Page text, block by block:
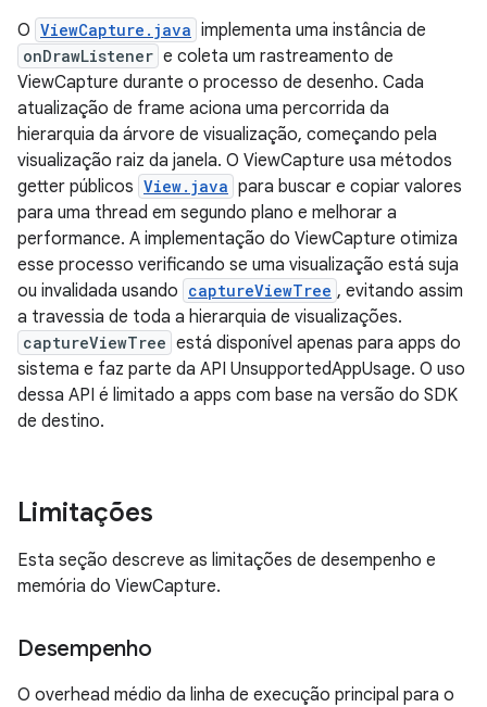
O ViewCapture.java implementa uma instância de
onDrawListener e coleta um rastreamento de
ViewCapture durante o processo de desenho. Cada
atualização de frame aciona uma percorrida da
hierarquia da árvore de visualização, começando pela
visualização raiz da janela. O ViewCapture usa métodos
getter públicos View.java para buscar e copiar valores
para uma thread em segundo plano e melhorar a
performance. A implementação do ViewCapture otimiza
esse processo verificando se uma visualização está suja
ou invalidada usando captureViewTree , evitando assim
a travessia de toda a hierarquia de visualizações.
captureViewTree está disponível apenas para apps do
sistema e faz parte da API UnsupportedAppUsage. O uso
dessa API é limitado a apps com base na versão do SDK
de destino.
Limitações
Esta seção descreve as limitações de desempenho e
memória do ViewCapture.
Desempenho
O overhead médio da linha de execução principal para o